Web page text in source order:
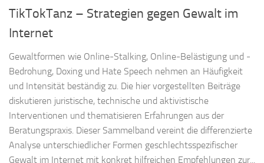
TikTokTanz – Strategien gegen Gewalt im
Internet
Gewaltformen wie Online-Stalking, Online-Belästigung und -
Bedrohung, Doxing und Hate Speech nehmen an Häufigkeit
und Intensität beständig zu. Die hier vorgestellten Beiträge
diskutieren juristische, technische und aktivistische
Interventionen und thematisieren Erfahrungen aus der
Beratungspraxis. Dieser Sammelband vereint die differenzierte
Analyse unterschiedlicher Formen geschlechtsspezifischer
Gewalt im Internet mit konkret hilfreichen Empfehlungen zur...